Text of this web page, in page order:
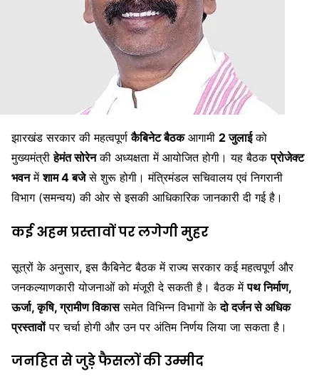
झारखंड सरकार की महत्वपूर्णकैबिनेट बैठकआगामी 2 जुलाईको
मुख्यमंत्रीहेमंत सोरेनकी अध्यक्षता में आयोजित होगी। यह बैठकप्रोजेक्ट
भवनमेंशाम 4 बजेसे शुरू होगी। मंत्रिमंडल सचिवालय एवं निगरानी
विभाग (समन्वय) की ओर से इसकी आधिकारिक जानकारी दी गई है।
कई अहम प्रस्तावों पर लगेगी मुहर
सूत्रों के अनुसार, इस कैबिनेट बैठक में राज्य सरकार कई महत्वपूर्ण और
जनकल्याणकारी योजनाओं को मंजूरी दे सकती है। बैठक मेंपथ निर्माण,
ऊर्जा, कृषि, ग्रामीण विकाससमेत विभिन्न विभागों केदो दर्जन से अधिक
प्रस्तावोंपर चर्चा होगी और उन पर अंतिम निर्णय लिया जा सकता है।
जनहित से जुड़े फैसलों की उम्मीद